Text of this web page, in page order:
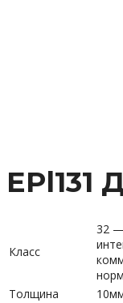
EPl131
Класс
32
Толщина